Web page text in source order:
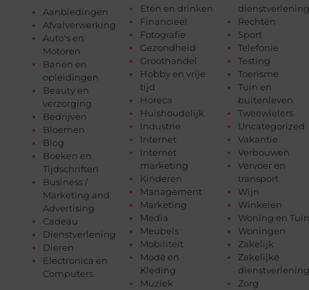
Aanbiedingen
Afvalverwerking
Auto's en
Motoren
Banen en
opleidingen
Beauty en
verzorging
Bedrijven
Bloemen
Blog
Boeken en
Tijdschriften
Business /
Marketing and
Advertising
Cadeau
Dienstverlening
Dieren
Electronica en
Computers
Eten en drinken
Financieel
Fotografie
Gezondheid
Groothandel
Hobby en vrije
tijd
Horeca
Huishoudelijk
Industrie
Internet
Internet
marketing
Kinderen
Management
Marketing
Media
Meubels
Mobiliteit
Mode en
Kleding
Muziek
dienstverlening
Rechten
Sport
Telefonie
Testing
Toerisme
Tuin en
buitenleven
Tweewielers
Uncategorized
Vakantie
Verbouwen
Vervoer en
transport
Wijn
Winkelen
Woning en Tuin
Woningen
Zakelijk
Zakelijke
dienstverlening
Zorg